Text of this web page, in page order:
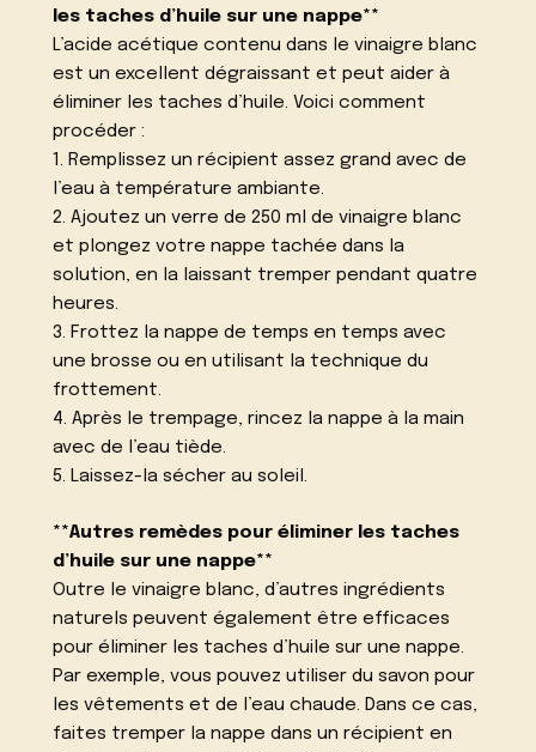
les taches d’huile sur une nappe**
L’acide acétique contenu dans le vinaigre blanc
est un excellent dégraissant et peut aider à
éliminer les taches d’huile. Voici comment
procéder :
1. Remplissez un récipient assez grand avec de
l’eau à température ambiante.
2. Ajoutez un verre de 250 ml de vinaigre blanc
et plongez votre nappe tachée dans la
solution, en la laissant tremper pendant quatre
heures.
3. Frottez la nappe de temps en temps avec
une brosse ou en utilisant la technique du
frottement.
4. Après le trempage, rincez la nappe à la main
avec de l’eau tiède.
5. Laissez-la sécher au soleil.
**Autres remèdes pour éliminer les taches
d’huile sur une nappe**
Outre le vinaigre blanc, d’autres ingrédients
naturels peuvent également être efficaces
pour éliminer les taches d’huile sur une nappe.
Par exemple, vous pouvez utiliser du savon pour
les vêtements et de l’eau chaude. Dans ce cas,
faites tremper la nappe dans un récipient en